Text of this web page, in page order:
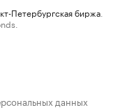
Петербургская биржа
данных